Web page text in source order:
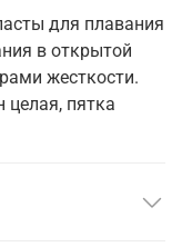
для плавания
в открытой
жесткости.
пятка